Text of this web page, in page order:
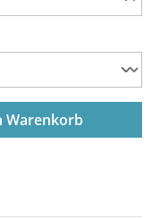
gewünschten
Warenkorb